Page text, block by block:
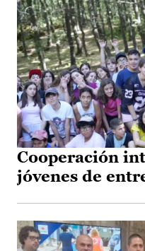
Cooperación
jóvenes de